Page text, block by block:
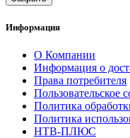
Информация
О Компании
Информация о
Права потребителя
Пользовательское
Политика
Политика
НТВ-ПЛЮС